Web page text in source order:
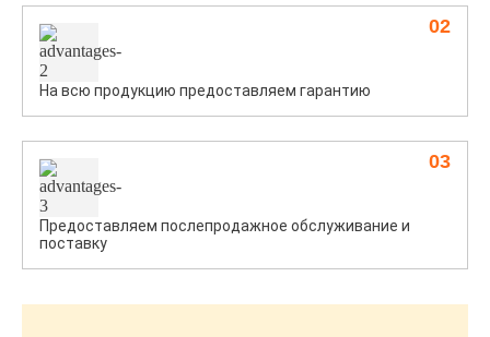
На всю продукцию предоставляем гарантию
02
Предоставляем послепродажное обслуживание и
поставку
03